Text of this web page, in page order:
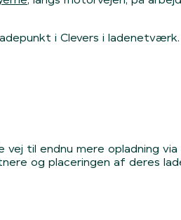
i Clevers i ladenetværk.
til endnu mere opladning
og placeringen af deres